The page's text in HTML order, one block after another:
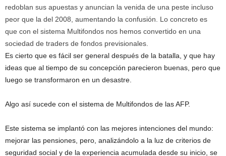
redoblan sus apuestas y anuncian la venida de una peste incluso
peor que la del 2008, aumentando la confusión. Lo concreto es
que con el sistema Multifondos nos hemos convertido en una
sociedad de traders de fondos previsionales.
Es cierto que es fácil ser general después de la batalla, y que hay
ideas que al tiempo de su concepción parecieron buenas, pero que
luego se transformaron en un desastre.
Algo así sucede con el sistema de Multifondos de las AFP.
Este sistema se implantó con las mejores intenciones del mundo:
mejorar las pensiones, pero, analizándolo a la luz de criterios de
seguridad social y de la experiencia acumulada desde su inicio, se